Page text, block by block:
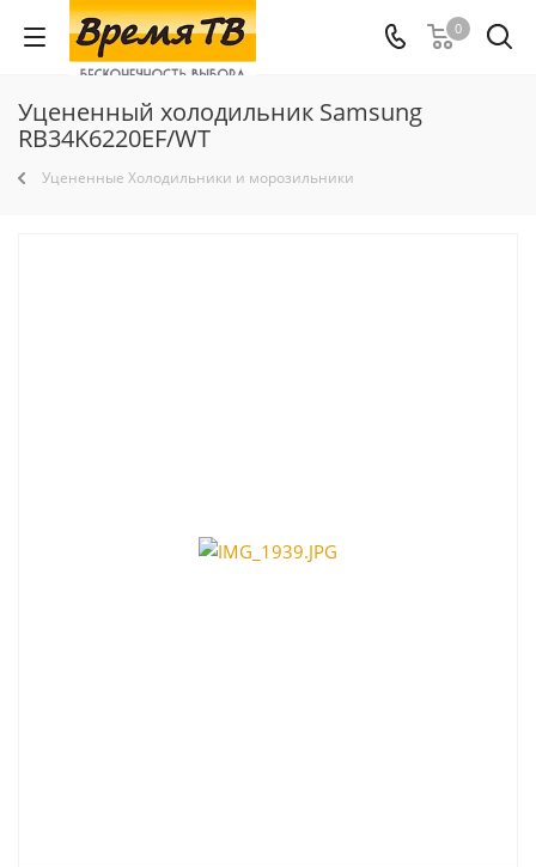
0
Уцененный холодильник Samsung
RB34K6220EF/WT
Уцененные Холодильники и морозильники